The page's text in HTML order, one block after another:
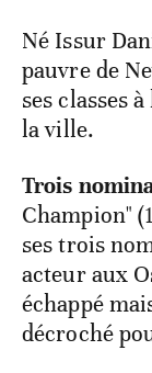
Né Issur
pauvre de
ses classes
la ville.
Trois
Champion"
ses trois
acteur aux
échappé
décroché